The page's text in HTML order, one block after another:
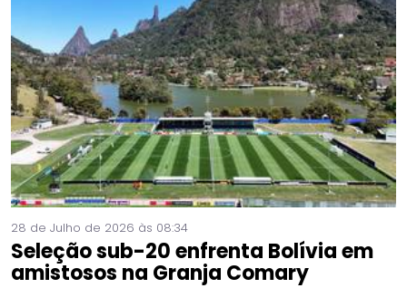
28 de Julho de 2026 às 08:34
Seleção sub-20 enfrenta Bolívia em
amistosos na Granja Comary